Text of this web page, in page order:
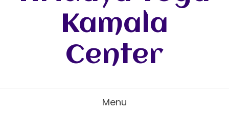
Kamala
Center
Menu